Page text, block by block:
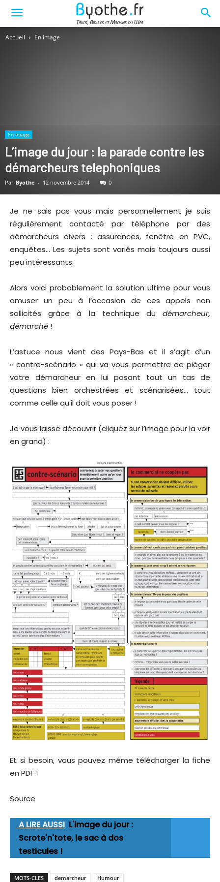
Accueil En image
En image
L’image du jour : la parade contre les
démarcheurs telephoniques
Par Byothe - 12 novembre 2014 0
Je ne sais pas vous mais personnellement je suis
régulièrement contacté par téléphone par des
démarcheurs divers : assurances, fenêtre en PVC,
enquêtes… Les sujets sont variés mais toujours aussi
peu intéressants.
Alors voici probablement la solution ultime pour vous
amuser un peu à l’occasion de ces appels non
sollicités grâce à la technique du démarcheur,
démarché !
L’astuce nous vient des Pays-Bas et il s’agit d’un
« contre-scénario » qui va vous permettre de piéger
votre démarcheur en lui posant tout un tas de
questions bien orchestrées et scénarisées… tout
comme celle qu’il doit vous poser !
Je vous laisse découvrir (cliquez sur l’image pour la voir
en grand) :
Et si besoin, vous pouvez même télécharger la fiche
en PDF !
Source
A LIRE AUSSI L'image du jour :
Scrote'n'tote, le sac à dos
testicules !
MOTS-CLES demarcheur Humour